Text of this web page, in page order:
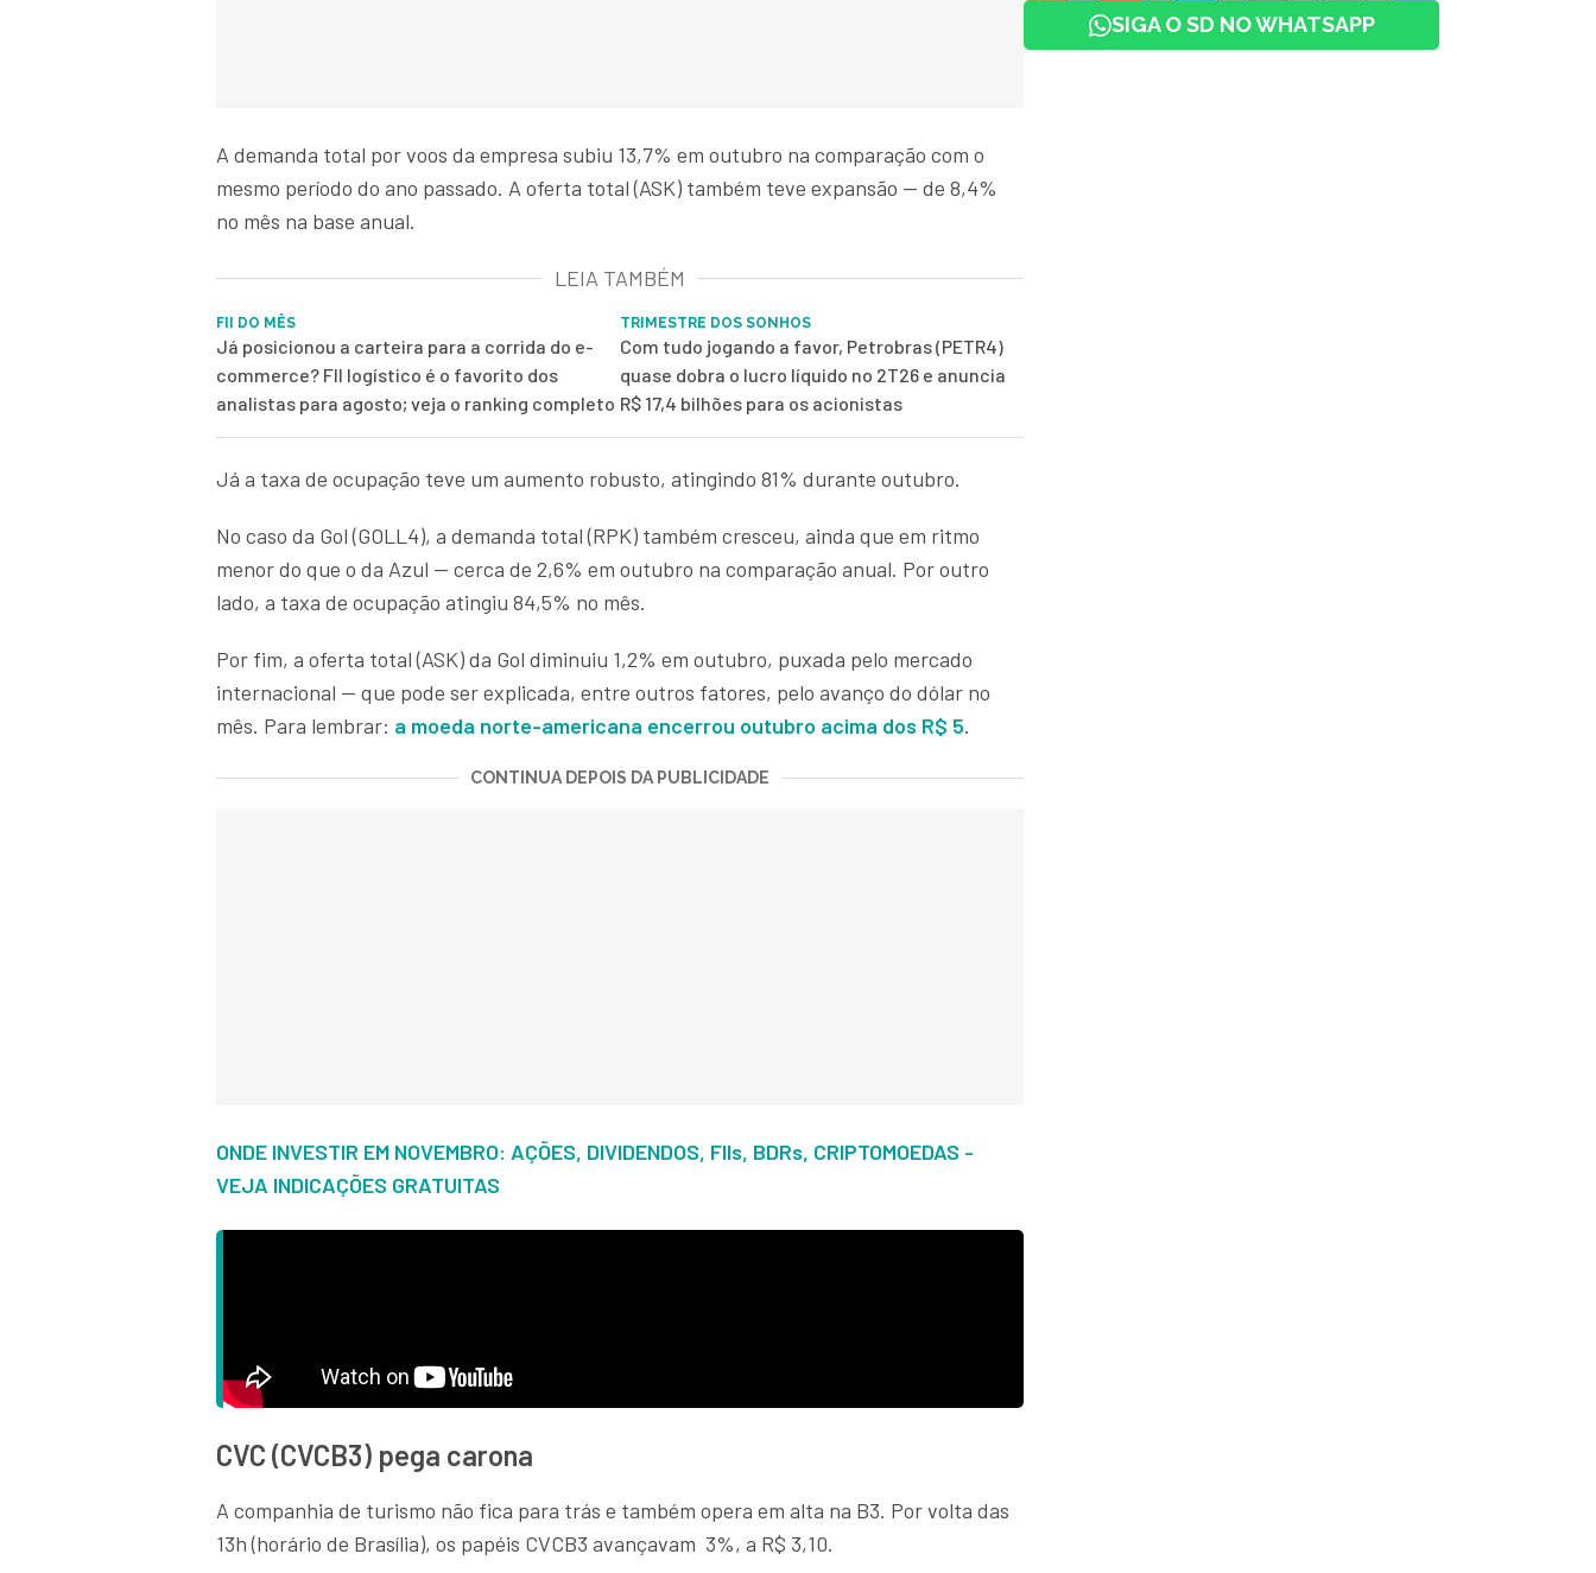
A demanda total por voos da empresa subiu 13,7% em outubro na comparação com o
mesmo período do ano passado. A oferta total (ASK) também teve expansão — de 8,4%
no mês na base anual.
LEIA TAMBÉM
FII DO MÊS
Já posicionou a carteira para a corrida do e-
commerce? FII logístico é o favorito dos
analistas para agosto; veja o ranking completo
TRIMESTRE DOS SONHOS
Com tudo jogando a favor, Petrobras (PETR4)
quase dobra o lucro líquido no 2T26 e anuncia
R$ 17,4 bilhões para os acionistas
Já a taxa de ocupação teve um aumento robusto, atingindo 81% durante outubro.
No caso da Gol (GOLL4), a demanda total (RPK) também cresceu, ainda que em ritmo
menor do que o da Azul — cerca de 2,6% em outubro na comparação anual. Por outro
lado, a taxa de ocupação atingiu 84,5% no mês.
Por fim, a oferta total (ASK) da Gol diminuiu 1,2% em outubro, puxada pelo mercado
internacional — que pode ser explicada, entre outros fatores, pelo avanço do dólar no
mês. Para lembrar: a moeda norte-americana encerrou outubro acima dos R$ 5.
CONTINUA DEPOIS DA PUBLICIDADE
ONDE INVESTIR EM NOVEMBRO: AÇÕES, DIVIDENDOS, FIIs, BDRs, CRIPTOMOEDAS -
VEJA INDICAÇÕES GRATUITAS
CVC (CVCB3) pega carona
A companhia de turismo não fica para trás e também opera em alta na B3. Por volta das
13h (horário de Brasília), os papéis CVCB3 avançavam 3%, a R$ 3,10.
SIGA O SD NO WHATSAPP